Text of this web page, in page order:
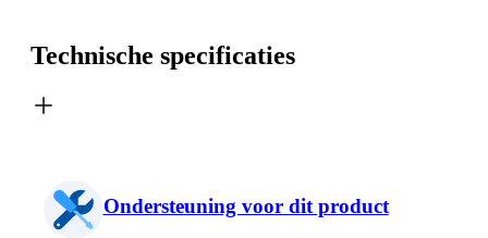
Technische specificaties
Ondersteuning voor dit product